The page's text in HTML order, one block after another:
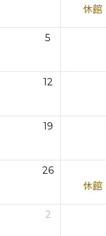
休館
5
12
19
26
休館
2